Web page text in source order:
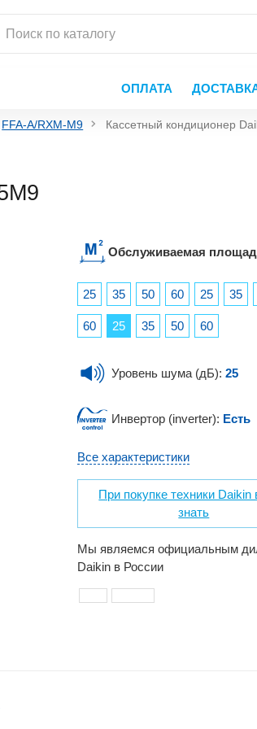
ОПЛАТА
FFA-A/RXM-M9 Кассетный кондиционер
Обслуживаемая
25 35 50 60 25 35
60 25 35 50 60
Уровень шума (дБ):25
Инвертор (inverter): Есть
Все характеристики
При покупке техники Daikin
знать
Мы являемся официальным
Daikin в России